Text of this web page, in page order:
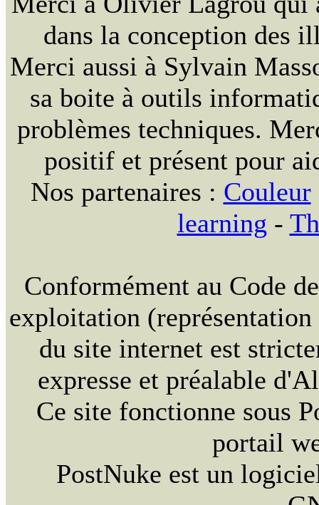
dans la conception des
Merci aussi à Sylvain
sa boite à outils
problèmes techniques.
positif et présent pour
Nos partenaires : Couleur
learning -
Conformément au Code
exploitation
du site internet est
expresse et préalable
Ce site fonctionne sous
portail
PostNuke est un